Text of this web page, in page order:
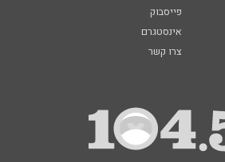
פייסבוק
אינסטגרם
צרו קשר